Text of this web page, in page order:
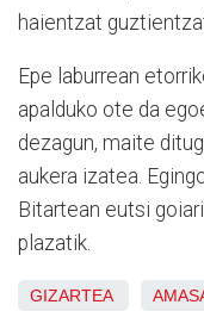
haientzat
Epe laburrean
apalduko ote da
dezagun, maite
aukera izatea.
Bitartean eutsi
plazatik.
GIZARTEA